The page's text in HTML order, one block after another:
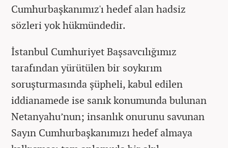
Cumhurbaşkanımız'ı hedef alan hadsiz
sözleri yok hükmündedir.
İstanbul Cumhuriyet Başsavcılığımız
tarafından yürütülen bir soykırım
soruşturmasında şüpheli, kabul edilen
iddianamede ise sanık konumunda bulunan
Netanyahu’nun; insanlık onurunu savunan
Sayın Cumhurbaşkanımızı hedef almaya